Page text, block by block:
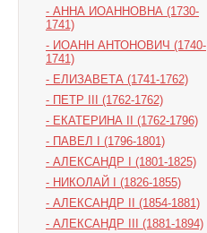
АННА ИОАННОВНА (1730-
1741)
ИОАНН АНТОНОВИЧ (1740-
1741)
ЕЛИЗАВЕТА (1741-1762)
ПЕТР III (1762-1762)
ЕКАТЕРИНА II (1762-1796)
ПАВЕЛ I (1796-1801)
АЛЕКСАНДР I (1801-1825)
НИКОЛАЙ I (1826-1855)
АЛЕКСАНДР II (1854-1881)
АЛЕКСАНДР III (1881-1894)